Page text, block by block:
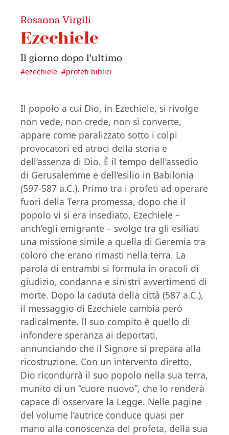
Rosanna Virgili
Ezechiele
Il giorno dopo l'ultimo
#ezechiele #profeti biblici
Il popolo a cui Dio, in Ezechiele, si rivolge
non vede, non crede, non si converte,
appare come paralizzato sotto i colpi
provocatori ed atroci della storia e
dell’assenza di Dio. È il tempo dell’assedio
di Gerusalemme e dell’esilio in Babilonia
(597-587 a.C.). Primo tra i profeti ad operare
fuori della Terra promessa, dopo che il
popolo vi si era insediato, Ezechiele –
anch’egli emigrante – svolge tra gli esiliati
una missione simile a quella di Geremia tra
coloro che erano rimasti nella terra. La
parola di entrambi si formula in oracoli di
giudizio, condanna e sinistri avvertimenti di
morte. Dopo la caduta della città (587 a.C.),
il messaggio di Ezechiele cambia però
radicalmente. Il suo compito è quello di
infondere speranza ai deportati,
annunciando che il Signore si prepara alla
ricostruzione. Con un intervento diretto,
Dio ricondurrà il suo popolo nella sua terra,
munito di un “cuore nuovo”, che lo renderà
capace di osservare la Legge. Nelle pagine
del volume l’autrice conduce quasi per
mano alla conoscenza del profeta, della sua